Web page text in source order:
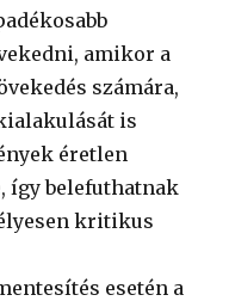
amikor a
számára,
is
éretlen
így belefuthatnak
kritikus
esetén a